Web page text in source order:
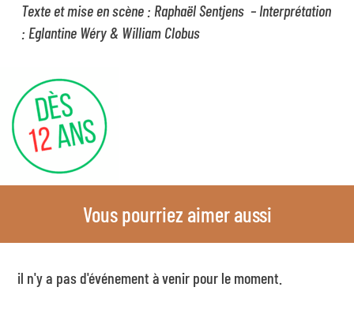
Texte et mise en scène : Raphaël Sentjens – Interprétation
: Eglantine Wéry & William Clobus
Vous pourriez aimer aussi
il n'y a pas d'événement à venir pour le moment.